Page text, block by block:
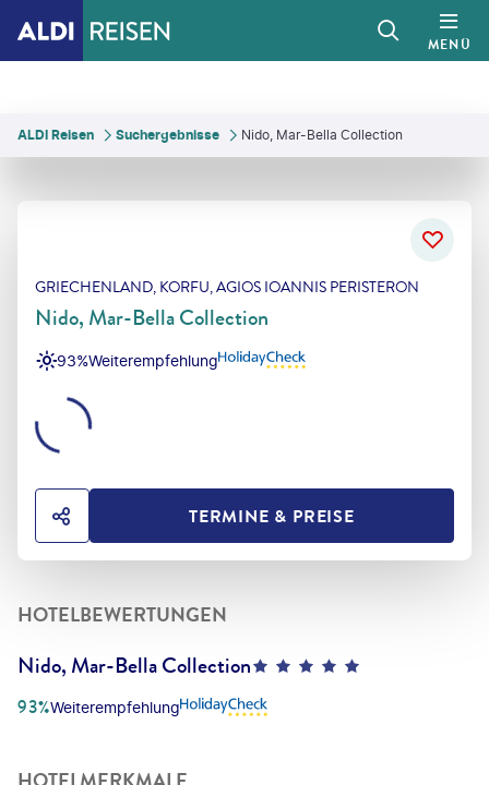
MENÜ
ALDI Reisen Suchergebnisse Nido, Mar-Bella Collection
GRIECHENLAND, KORFU, AGIOS IOANNIS PERISTERON
Nido, Mar-Bella Collection
Weiterempfehlung
93%
HOTEL TEILENTERMINE & PREISE
HOTELBEWERTUNGEN
Nido, Mar-Bella Collection
Weiterempfehlung
93%